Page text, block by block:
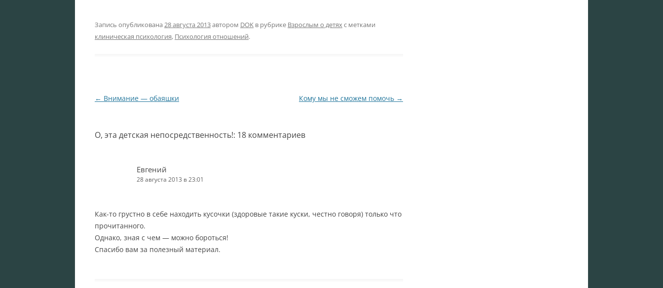
Запись опубликована 28 августа 2013автором DOK в рубрике Взрослым о детях с метками
клиническая психология, Психология отношений.
Навигация
← Внимание — обаяшки Кому мы не сможем помочь →
О, эта детская непосредственность!: 18 комментариев
Евгений
28 августа 2013 в 23:01
Как-то грустно в себе находить кусочки (здоровые такие куски, честно говоря) только что
прочитанного.
Однако, зная с чем — можно бороться!
Спасибо вам за полезный материал.